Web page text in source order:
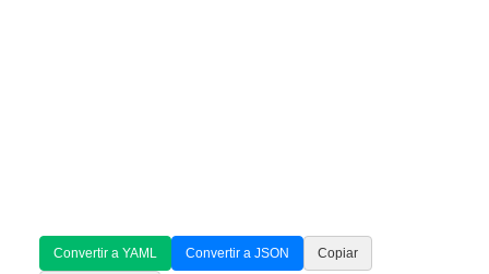
Convertir a YAML Convertir a JSON Copiar